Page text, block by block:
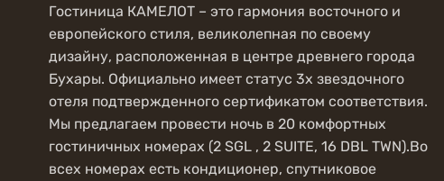
Гостиница КАМЕЛОТ – это гармония восточного и
европейского стиля, великолепная по своему
дизайну, расположенная в центре древнего города
Бухары. Официально имеет статус 3х звездочного
отеля подтвержденного сертификатом соответствия.
Мы предлагаем провести ночь в 20 комфортных
гостиничных номерах (2 SGL , 2 SUITE, 16 DBL TWN).Во
всех номерах есть кондиционер, спутниковое